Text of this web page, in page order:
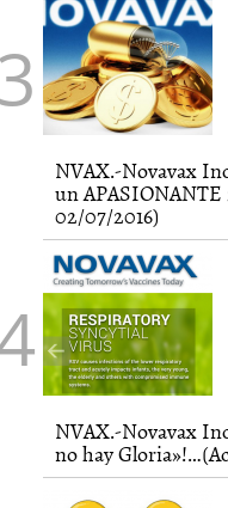
NVAX.-Novavax
un
02/07/2016)
NVAX.-Novavax
no hay